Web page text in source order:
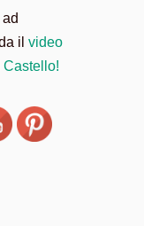
il video